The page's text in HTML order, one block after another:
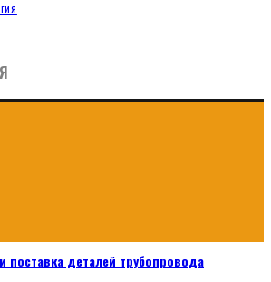
поставка деталей трубопровода